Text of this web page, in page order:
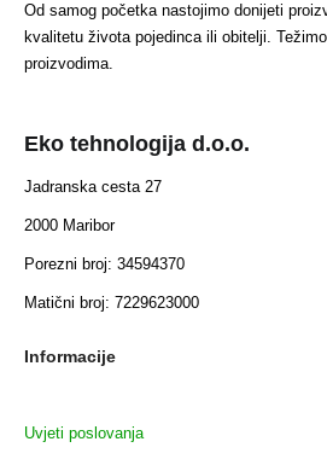
Od samog početka nastojimo donijeti
kvalitetu života pojedinca ili obitelji.
proizvodima.
Eko tehnologija d.o.o.
Jadranska cesta 27
2000 Maribor
Porezni broj: 34594370
Matični broj: 7229623000
Informacije
Uvjeti poslovanja